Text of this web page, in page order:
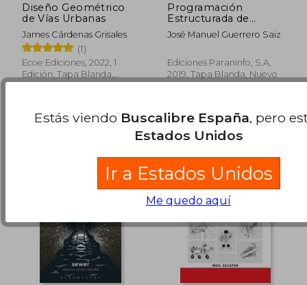
5%
dcto. 9,88 €
5%
dcto.
Diseño Geométrico
de Vías Urbanas
James Cárdenas Grisales
(1)
Ecoe Ediciones, 2022, 1
Edición, Tapa Blanda,
Nuevo
Programación
Estructurada de
Autómatas
Programables con
José Manuel Guerrero Saiz
Ediciones Paraninfo, S.A,
2019, Tapa Blanda, Nuevo
Estás viendo Buscalibre España, pero
Estados Unidos
Ir a Estados Unidos
Me quedo aquí